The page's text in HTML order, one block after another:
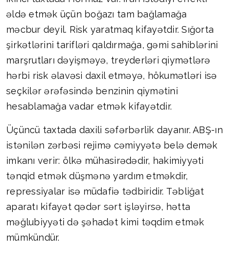
əldə etmək üçün boğazı tam bağlamağa
məcbur deyil. Risk yaratmaq kifayətdir. Sığorta
şirkətlərini tarifləri qaldırmağa, gəmi sahiblərini
marşrutları dəyişməyə, treyderləri qiymətlərə
hərbi risk əlavəsi daxil etməyə, hökumətləri isə
seçkilər ərəfəsində benzinin qiymətini
hesablamağa vadar etmək kifayətdir.
Üçüncü taxtada daxili səfərbərlik dayanır. ABŞ-ın
istənilən zərbəsi rejimə cəmiyyətə belə demək
imkanı verir: ölkə mühasirədədir, hakimiyyəti
tənqid etmək düşmənə yardım etməkdir,
repressiyalar isə müdafiə tədbiridir. Təbliğat
aparatı kifayət qədər sərt işləyirsə, hətta
məğlubiyyəti də şəhadət kimi təqdim etmək
mümkündür.